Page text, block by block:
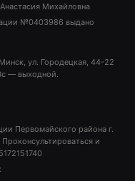
Михайловна
№0403986 выдано
ул. Городецкая, 44-22
— выходной.
Первомайского района г.
и